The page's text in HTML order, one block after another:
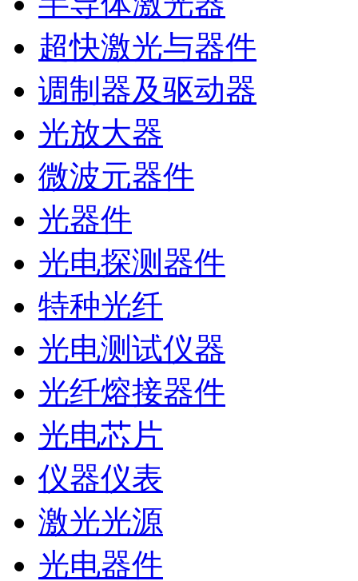
超快激光与器件
调制器及驱动器
光放大器
微波元器件
光器件
光电探测器件
特种光纤
光电测试仪器
光纤熔接器件
光电芯片
仪器仪表
激光光源
光电器件